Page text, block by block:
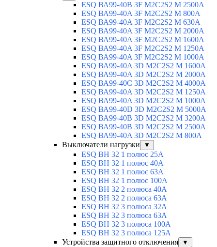
ESQ ВА99-40B 3F M2C2S2 M 2500A
ESQ ВА99-40A 3F M2C2S2 М 800A
ESQ ВА99-40A 3F M2C2S2 М 630A
ESQ ВА99-40A 3F M2C2S2 М 2000A
ESQ ВА99-40A 3F M2C2S2 М 1600A
ESQ ВА99-40A 3F M2C2S2 М 1250A
ESQ ВА99-40A 3F M2C2S2 М 1000A
ESQ ВА99-40A 3D M2C2S2 M 1600A
ESQ ВА99-40A 3D M2C2S2 M 2000A
ESQ ВА99-40C 3D M2C2S2 M 4000A
ESQ ВА99-40A 3D M2C2S2 M 1250A
ESQ ВА99-40A 3D M2C2S2 M 1000A
ESQ ВА99-40D 3D M2C2S2 M 5000A
ESQ ВА99-40B 3D M2C2S2 M 3200A
ESQ ВА99-40B 3D M2C2S2 M 2500A
ESQ ВА99-40A 3D M2C2S2 M 800A
Выключатели нагрузки
▼
ESQ ВН 32 1 полюс 25А
ESQ ВН 32 1 полюс 40А
ESQ ВН 32 1 полюс 63А
ESQ ВН 32 1 полюс 100A
ESQ ВН 32 2 полюса 40А
ESQ ВН 32 2 полюса 63А
ESQ ВН 32 3 полюса 32А
ESQ ВН 32 3 полюса 63А
ESQ ВН 32 3 полюса 100А
ESQ ВН 32 3 полюса 125А
Устройства защитного отключения
▼